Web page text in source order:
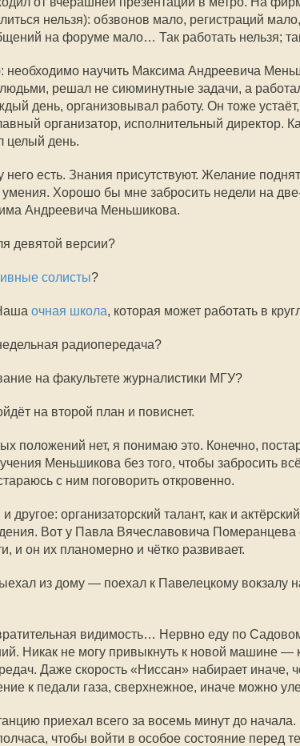
нельзя): обзвонов мало, регистраций
на форуме мало… Так работать нельзя;
научить Максима Андреевича
решал не сиюминутные задачи, а
день, организовывал работу. Он тоже
организатор, исполнительный директор.
целый день.
него есть. Знания присутствуют. Желание
умения. Хорошо бы мне забросить недели на
Андреевича Меньшикова.
девятой версии?
солисты?
очная школа, которая может работать в
радиопередача?
на факультете журналистики МГУ?
на второй план и повиснет.
положений нет, я понимаю это. Конечно,
Меньшикова без того, чтобы забросить
с ним поговорить откровенно.
другое: организаторский талант, как и
Вот у Павла Вячеславовича Померанцева
и он их планомерно и чётко развивает.
из дому — поехал к Павелецкому вокзалу
видимость… Нервно еду по
Никак не могу привыкнуть к новой машине —
Даже скорость «Ниссан» набирает
к педали газа, сверхнежное, иначе можно
приехал всего за восемь минут до
чтобы войти в особое состояние перед